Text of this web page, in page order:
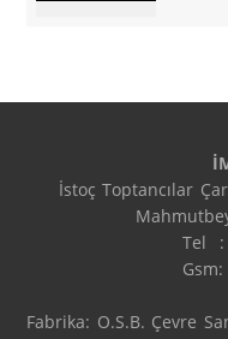
İstoç Toptancılar
Tel  :
Fabrika: O.S.B. Çevre